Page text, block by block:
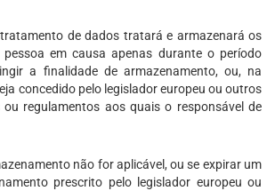
de dados tratará e armazenará os
em causa apenas durante o período
a finalidade de armazenamento, ou, na
concedido pelo legislador europeu ou outros
ou regulamentos aos quais o responsável de
não for aplicável, ou se expirar um
prescrito pelo legislador europeu ou